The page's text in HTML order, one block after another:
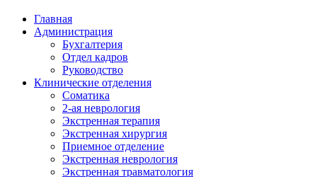
Главная
Администрация
Бухгалтерия
Отдел кадров
Руководство
Клинические отделения
Cоматика
2-ая неврология
Экстренная терапия
Экстренная хирургия
Приемное отделение
Экстренная неврология
Экстренная травматология